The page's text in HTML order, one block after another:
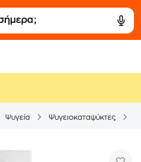
Ψυγεία Ψυγειοκαταψύκτες